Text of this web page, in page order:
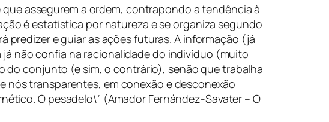
assegurem a ordem, contrapondo a tendência à
é estatística por natureza e se organiza segundo
predizer e guiar as ações futuras. A informação (já
não confia na racionalidade do indivíduo (muito
conjunto (e sim, o contrário), senão que trabalha
nós transparentes, em conexão e desconexão
O pesadelo\” (Amador Fernández-Savater – O